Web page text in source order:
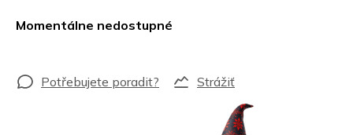
Momentálne nedostupné
Strážiť